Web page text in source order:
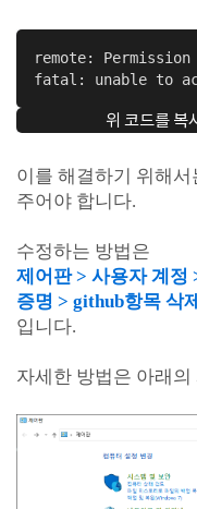
remote: Permission
fatal: unable to
위 코드를 복
이를 해결하기 위해
주어야 합니다.
수정하는 방법은
제어판 > 사용자 계정
증명 > github항목 삭
입니다.
자세한 방법은 아래